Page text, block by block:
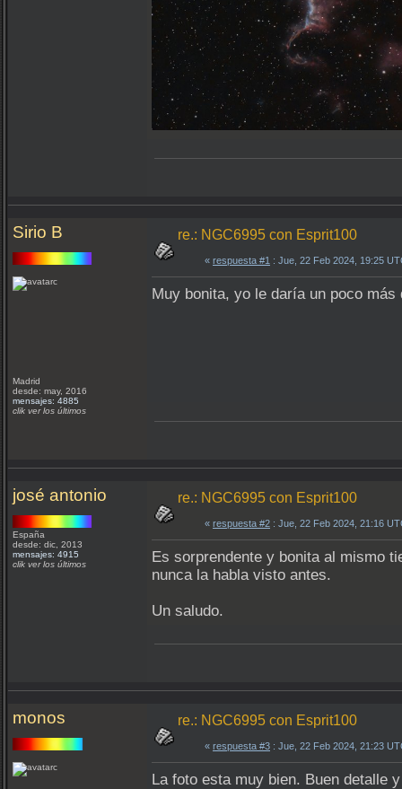
Sirio B
Madrid
desde: may, 2016
mensajes: 4885
clik ver los últimos
re.: NGC6995 con Esprit100
« respuesta #1 : Jue, 22 Feb 2024, 19:25
Muy bonita, yo le daría un poco más
josé antonio
España
desde: dic, 2013
mensajes: 4915
clik ver los últimos
re.: NGC6995 con Esprit100
« respuesta #2 : Jue, 22 Feb 2024, 21:16
Es sorprendente y bonita al mismo
nunca la habla visto antes.
Un saludo.
monos re.: NGC6995 con Esprit100
« respuesta #3 : Jue, 22 Feb 2024, 21:23
La foto esta muy bien. Buen detalle